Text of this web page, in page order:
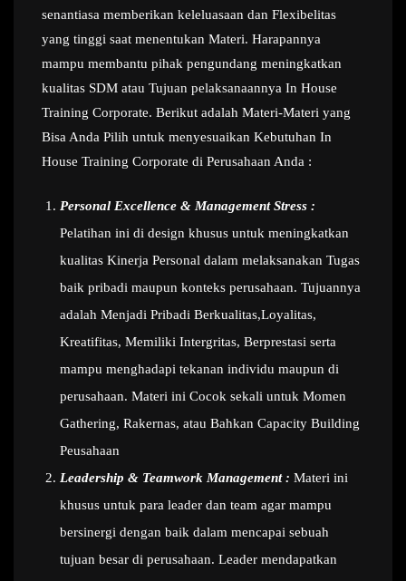
senantiasa memberikan keleluasaan dan Flexibelitas
yang tinggi saat menentukan Materi. Harapannya
mampu membantu pihak pengundang meningkatkan
kualitas SDM atau Tujuan pelaksanaannya In House
Training Corporate. Berikut adalah Materi-Materi yang
Bisa Anda Pilih untuk menyesuaikan Kebutuhan In
House Training Corporate di Perusahaan Anda :
Personal Excellence & Management Stress :
Pelatihan ini di design khusus untuk meningkatkan
kualitas Kinerja Personal dalam melaksanakan Tugas
baik pribadi maupun konteks perusahaan. Tujuannya
adalah Menjadi Pribadi Berkualitas,Loyalitas,
Kreatifitas, Memiliki Intergritas, Berprestasi serta
mampu menghadapi tekanan individu maupun di
perusahaan. Materi ini Cocok sekali untuk Momen
Gathering, Rakernas, atau Bahkan Capacity Building
Peusahaan
Leadership & Teamwork Management : Materi ini
khusus untuk para leader dan team agar mampu
bersinergi dengan baik dalam mencapai sebuah
tujuan besar di perusahaan. Leader mendapatkan